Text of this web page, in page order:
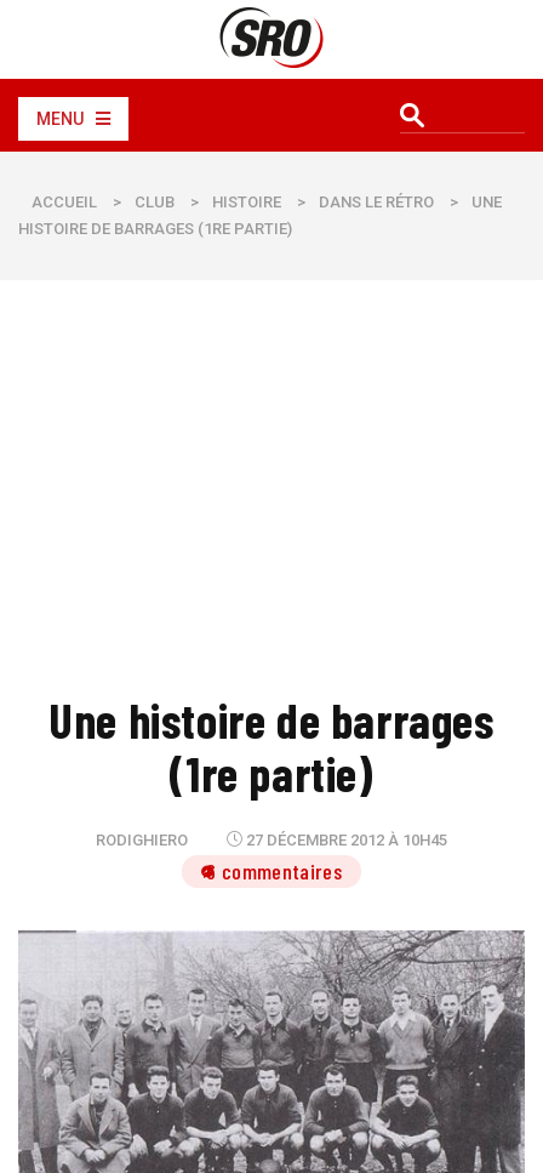
MENU
ACCUEIL > CLUB > HISTOIRE > DANS LE RÉTRO >
UNE
HISTOIRE DE BARRAGES (1RE PARTIE)
Une histoire de barrages
(1re partie)
RODIGHIERO 27 DÉCEMBRE 2012 À 10H45
6 commentaires